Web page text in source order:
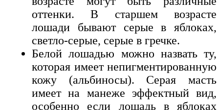
оттенки. В старшем возрасте
лошади бывают серые в яблоках,
светло-серые, серые в гречке.
Белой лошадью можно назвать ту,
которая имеет непигментированную
кожу (альбиносы). Серая масть
имеет на манеже эффектный вид,
особенно если лошадь в яблоках